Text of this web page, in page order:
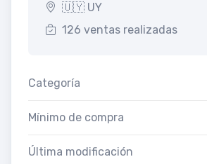
🇺🇾 UY
126 ventas realizadas
Categoría
Mínimo de compra
Última modificación